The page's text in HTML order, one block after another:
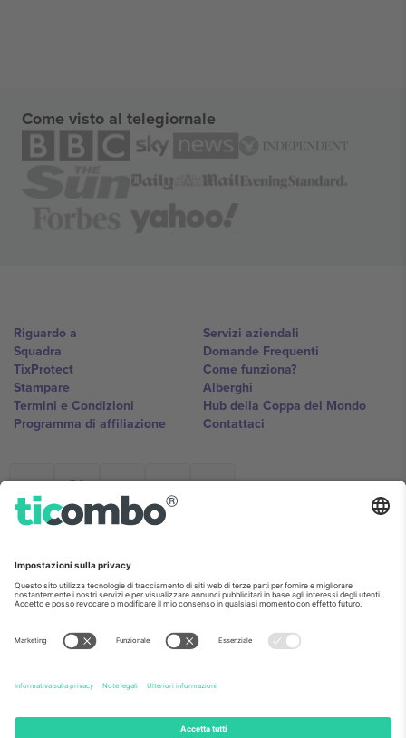
Come visto al telegiornale
Riguardo a
Squadra
TixProtect
Stampare
Termini e Condizioni
Programma di affiliazione
Servizi aziendali
Domande Frequenti
Come funziona?
Alberghi
Hub della Coppa del Mondo
Contattaci
Ticombo Italia
Mimi Balkanska 132, 1540, Sofia,
base alla località, all'evento e/o al dominio. Per i dettagli controlla la
pagina specifica dell'evento, l'impronta e i termini.,